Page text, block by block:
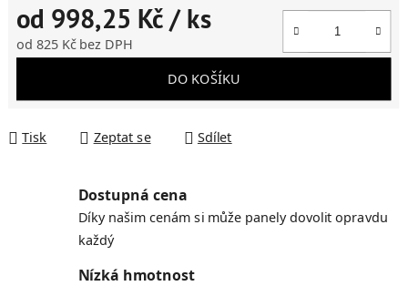
od 998,25 Kč/ ks
od 825 Kčbez DPH
DO KOŠÍKU
Tisk Zeptat se Sdílet
Dostupná cena
Díky našim cenám si může panely dovolit opravdu
každý
Nízká hmotnost